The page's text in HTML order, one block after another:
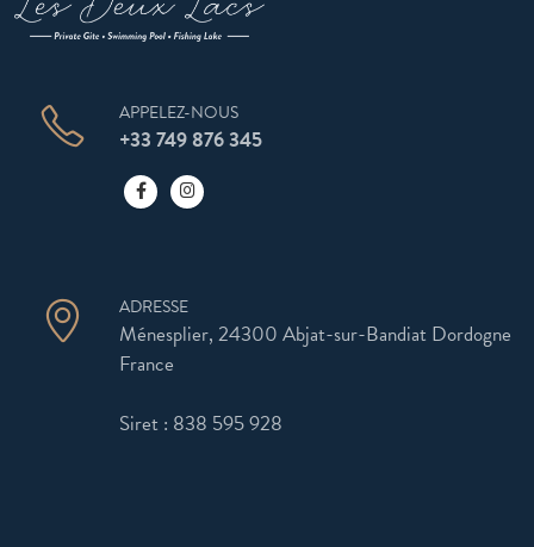
APPELEZ-NOUS
+33 749 876 345
ADRESSE
Ménesplier, 24300 Abjat-sur-Bandiat Dordogne
France
Siret : 838 595 928